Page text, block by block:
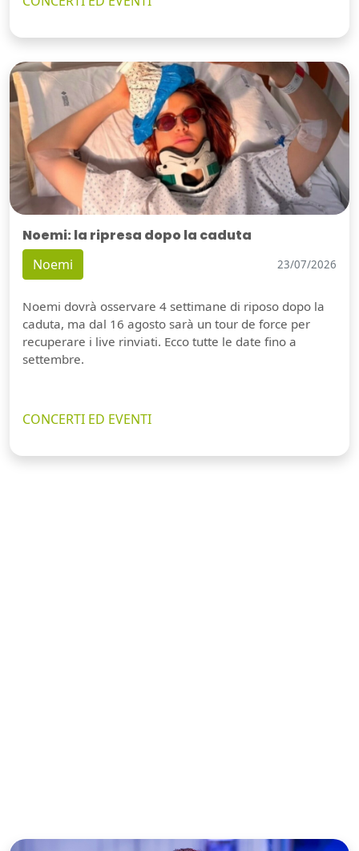
Noemi: la ripresa dopo la caduta
Noemi 23/07/2026
Noemi dovrà osservare 4 settimane di riposo dopo la
caduta, ma dal 16 agosto sarà un tour de force per
recuperare i live rinviati. Ecco tutte le date fino a
settembre.
CONCERTI ED EVENTI